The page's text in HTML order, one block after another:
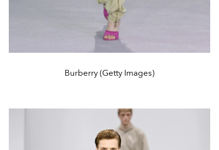
Burberry (Getty Images)